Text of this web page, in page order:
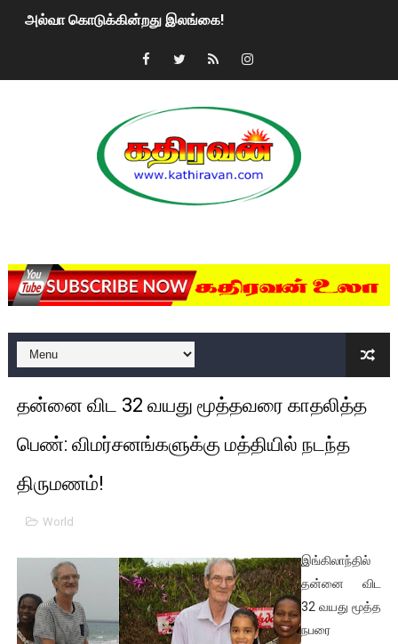
அல்வா கொடுக்கின்றது இலங்கை!
2ஆம் நாள் உக்ரைன் யுத்தம்!! எங்களைத் தனிமையில்
மகிந்த ராஜபக்சே பதவி விலக திட்டம்?
ரவுடி பேபிக்கு நடந்த தரமான சம்பவம்.. ஆபாச வீடியோக்களால்
குண்டை தூக்கிப்போட்ட ஆய்வு…. இந்தியாவின் “கோவிஷீல்டு”
யாழில் தமிழின தலைவர் பிரபாகரனின் பிறந்தநாளை
ஏர்போர்ட்டில் உதைத்த நபர் யார், என்ன நடந்தது?: உண்மையை
சீனா இலங்கையிடம் 8 மில்லியன் அமெரிக்க டொலர் நட்டஈடு
01/11/2021 Scotland ல் நடைபெறும் கண்டனப்
பாலச்சந்திரன் மற்றும் தன்னிடம் படித்த மாணவர்கள் தொடர்பில்
பிரிட்டனால் கடத்தப்படும் நிலையில் இலங்கைத் தமிழ்
கைது செய்யப்பட்ட இளைஞன் உயிரிழப்பு - கொதித்தெழுந்த
தடுப்பூசியை பெற்றுக் கொள்ளக் கூடிய இடங்கள்...
தன்னை விட 32 வயது மூத்தவரை காதலித்த
பெண்: விமர்சனங்களுக்கு மத்தியில் நடந்த
திருமணம்!
World
இங்கிலாந்தில்
தன்னை விட
32 வயது மூத்த
நபரை